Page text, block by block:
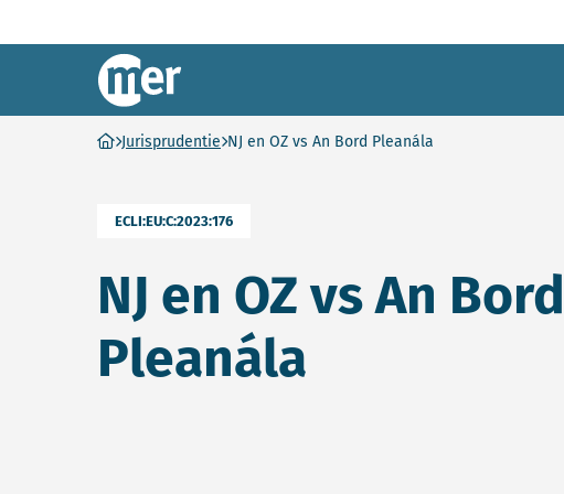
Commissie mer
Ga naar homepage
Jurisprudentie NJ en OZ vs An Bord Pleanála
ECLI:EU:C:2023:176
NJ en OZ vs An Bord
Pleanála